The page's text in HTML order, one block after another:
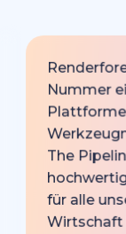
Nummer
The
für alle
Wirtschaft